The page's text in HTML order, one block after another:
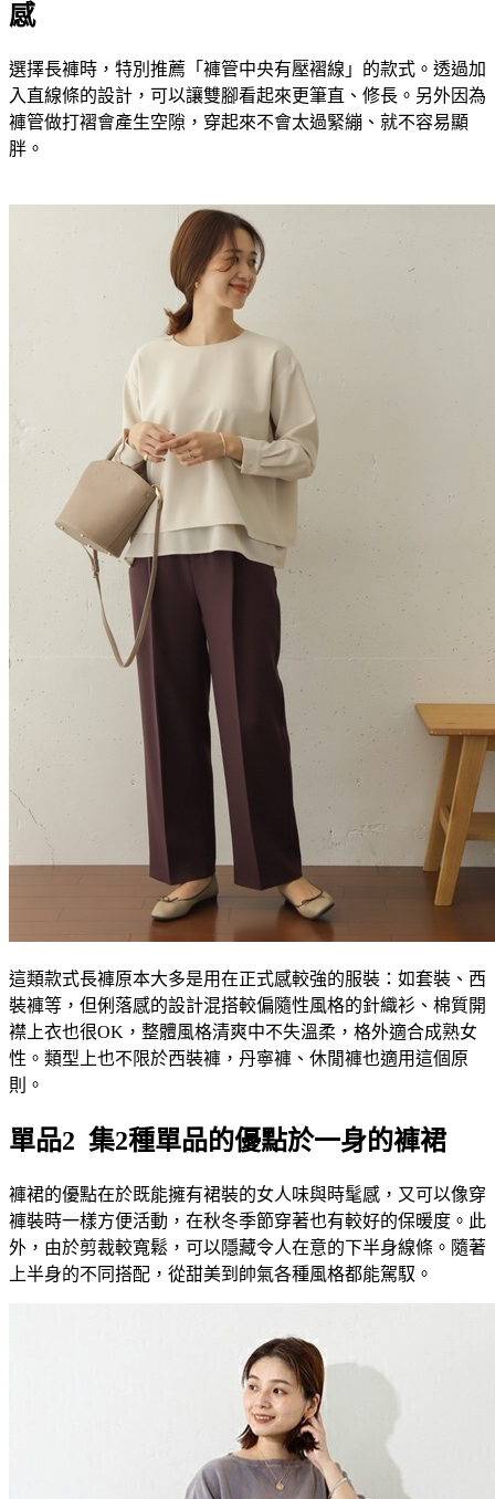
感
選擇長褲時，特別推薦「褲管中央有壓褶線」的款式。透過加
入直線條的設計，可以讓雙腳看起來更筆直、修長。另外因為
褲管做打褶會產生空隙，穿起來不會太過緊繃、就不容易顯
胖。
這類款式長褲原本大多是用在正式感較強的服裝：如套裝、西
裝褲等，但俐落感的設計混搭較偏隨性風格的針織衫、棉質開
襟上衣也很OK，整體風格清爽中不失溫柔，格外適合成熟女
性。類型上也不限於西裝褲，丹寧褲、休閒褲也適用這個原
則。
單品2 集2種單品的優點於一身的褲裙
褲裙的優點在於既能擁有裙裝的女人味與時髦感，又可以像穿
褲裝時一樣方便活動，在秋冬季節穿著也有較好的保暖度。此
外，由於剪裁較寬鬆，可以隱藏令人在意的下半身線條。隨著
上半身的不同搭配，從甜美到帥氣各種風格都能駕馭。